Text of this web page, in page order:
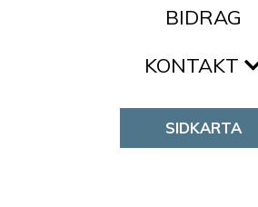
BIDRAG
KONTAKT
SIDKARTA